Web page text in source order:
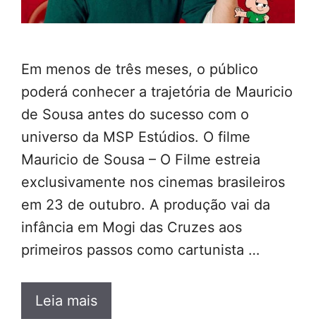
Em menos de três meses, o público
poderá conhecer a trajetória de Mauricio
de Sousa antes do sucesso com o
universo da MSP Estúdios. O filme
Mauricio de Sousa – O Filme estreia
exclusivamente nos cinemas brasileiros
em 23 de outubro. A produção vai da
infância em Mogi das Cruzes aos
primeiros passos como cartunista …
Leia mais